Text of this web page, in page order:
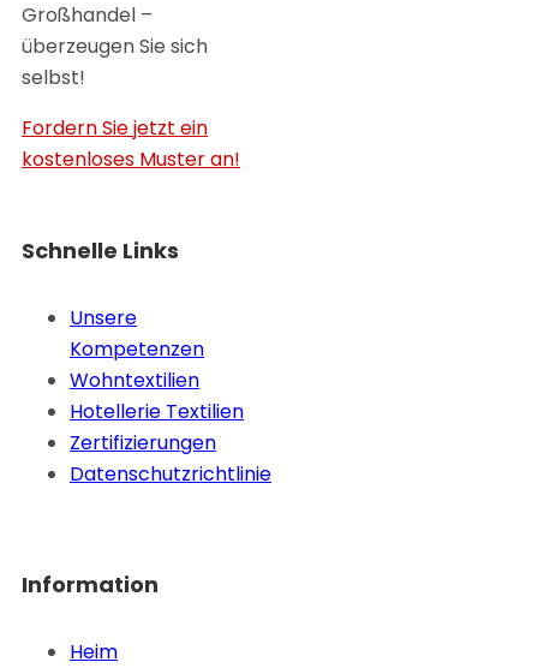
Großhandel –
überzeugen Sie sich
selbst!
Fordern Sie jetzt ein
kostenloses Muster an!
Schnelle Links
Unsere
Kompetenzen
Wohntextilien
Hotellerie Textilien
Zertifizierungen
Datenschutzrichtlinie
Information
Heim